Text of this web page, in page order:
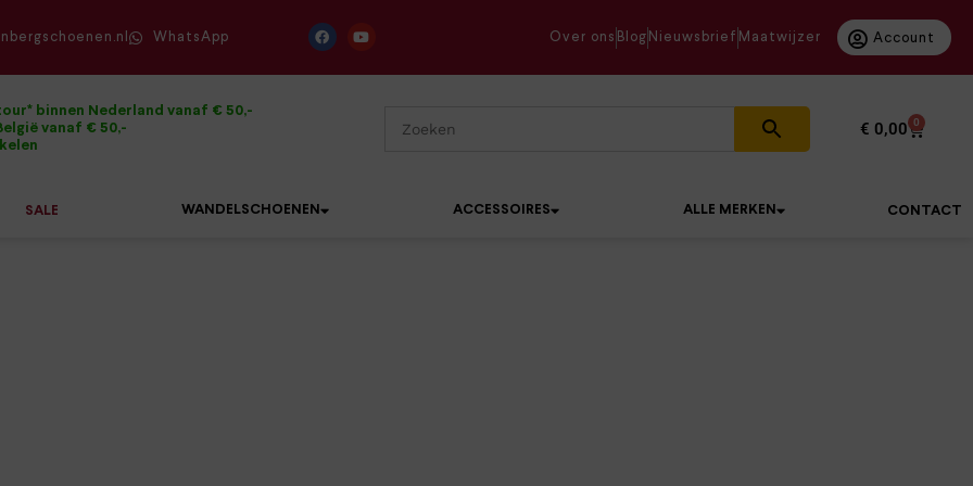
WhatsApp Over ons Blog Nieuwsbrief Maatwijzer Account
binnen Nederland vanaf € 50,-
vanaf € 50,-
€ 0,00 0
SALE WANDELSCHOENEN ACCESSOIRES ALLE MERKEN CONTACT